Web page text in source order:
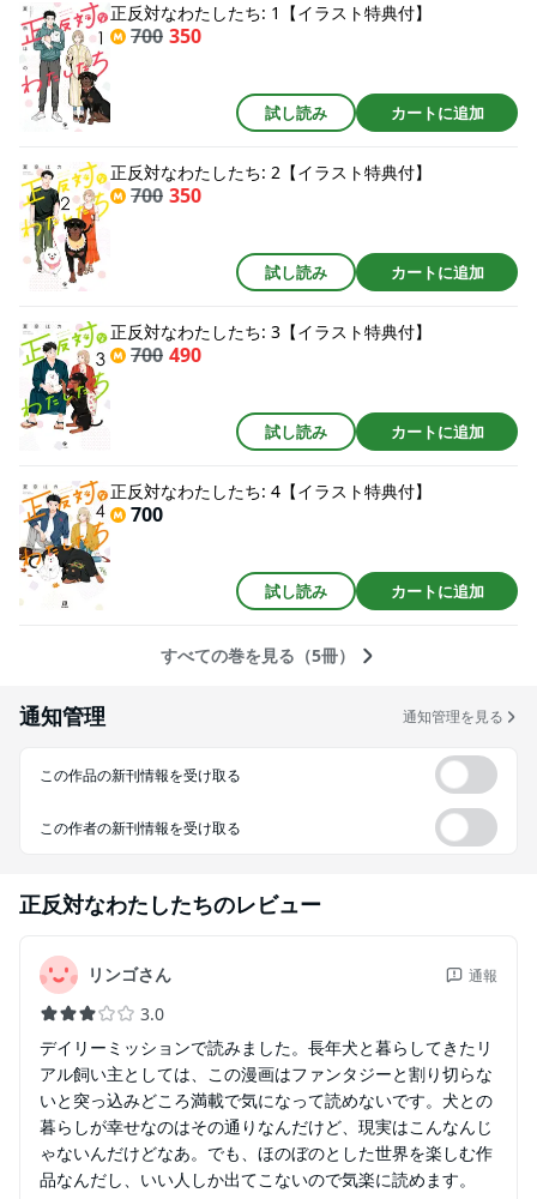
正反対なわたしたち: 1【イラスト特典付】
700 350
試し読み カートに追加
正反対なわたしたち: 2【イラスト特典付】
700 350
試し読み カートに追加
正反対なわたしたち: 3【イラスト特典付】
700 490
試し読み カートに追加
正反対なわたしたち: 4【イラスト特典付】
700
試し読み カートに追加
すべての巻を見る（5冊）
通知管理 通知管理を見る
この作品の新刊情報を受け取る
この作者の新刊情報を受け取る
正反対なわたしたちのレビュー
リンゴさん 通報
3.0
デイリーミッションで読みました。長年犬と暮らしてきたリ
アル飼い主としては、この漫画はファンタジーと割り切らな
いと突っ込みどころ満載で気になって読めないです。犬との
暮らしが幸せなのはその通りなんだけど、現実はこんなんじ
ゃないんだけどなあ。でも、ほのぼのとした世界を楽しむ作
品なんだし、いい人しか出てこないので気楽に読めます。